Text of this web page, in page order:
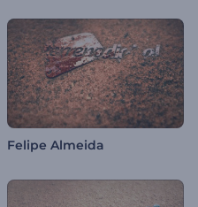
Felipe Almeida